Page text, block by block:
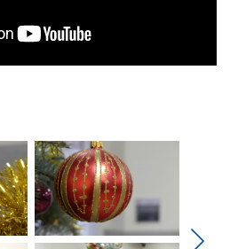
Pokaż